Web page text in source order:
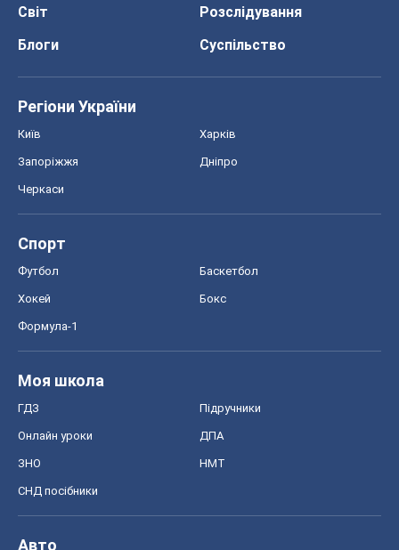
Світ
Розслідування
Блоги
Суспільство
Регіони України
Київ Харків
Запоріжжя Дніпро
Черкаси
Спорт
Футбол Баскетбол
Хокей Бокс
Формула-1
Моя школа
ГДЗ Підручники
Онлайн уроки ДПА
ЗНО НМТ
СНД посібники
Авто